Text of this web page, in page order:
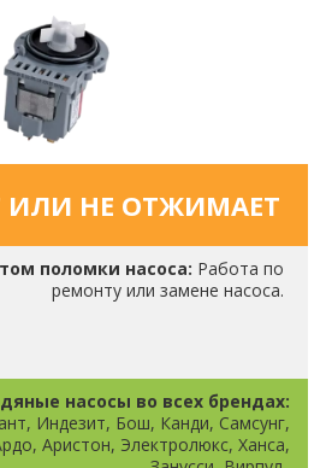
ИЛИ НЕ ОТЖИМАЕТ
поломки насоса: Работа по
ремонту или замене насоса.
насосы во всех брендах:
Индезит, Бош, Канди, Самсунг,
Аристон, Электролюкс, Ханса,